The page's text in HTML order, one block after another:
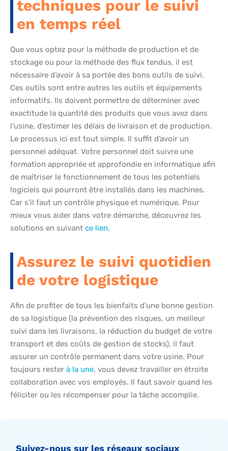
techniques pour le suivi
en temps réel
Que vous optez pour la méthode de production et de
stockage ou pour la méthode des flux tendus, il est
nécessaire d’avoir à sa portée des bons outils de suivi.
Ces outils sont entre autres les outils et équipements
informatifs. Ils doivent permettre de déterminer avec
exactitude la quantité des produits que vous avez dans
l’usine, d’estimer les délais de livraison et de production.
Le processus ici est tout simple. Il suffit d’avoir un
personnel adéquat. Votre personnel doit suivre une
formation appropriée et approfondie en informatique afin
de maîtriser le fonctionnement de tous les potentiels
logiciels qui pourront être installés dans les machines.
Car s’il faut un contrôle physique et numérique. Pour
mieux vous aider dans votre démarche, découvrez les
solutions en suivant ce lien.
Assurez le suivi quotidien
de votre logistique
Afin de profiter de tous les bienfaits d’une bonne gestion
de sa logistique (la prévention des risques, un meilleur
suivi dans les livraisons, la réduction du budget de votre
transport et des coûts de gestion de stocks), il faut
assurer un contrôle permanent dans votre usine. Pour
toujours rester à la une, vous devez travailler en étroite
collaboration avec vos employés. Il faut savoir quand les
féliciter ou les récompenser pour la tâche accomplie.
Suivez-nous sur les réseaux sociaux